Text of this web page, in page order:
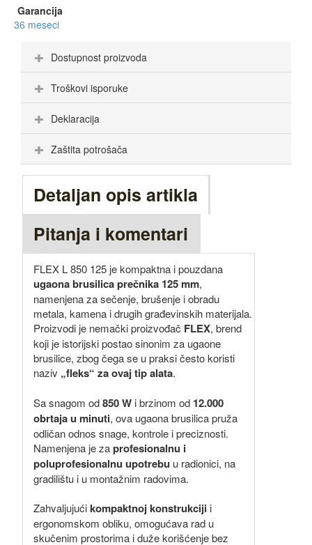
Garancija
36 meseci
Dostupnost proizvoda
Troškovi isporuke
Deklaracija
Zaštita potrošača
Detaljan opis artikla
Pitanja i komentari
FLEX L 850 125 je kompaktna i pouzdana
ugaona brusilica prečnika 125 mm,
namenjena za sečenje, brušenje i obradu
metala, kamena i drugih građevinskih materijala.
Proizvodi je nemački proizvođač FLEX, brend
koji je istorijski postao sinonim za ugaone
brusilice, zbog čega se u praksi često koristi
naziv „fleks“ za ovaj tip alata.
Sa snagom od850 W i brzinom od 12.000
obrtaja u minuti, ova ugaona brusilica pruža
odličan odnos snage, kontrole i preciznosti.
Namenjena je zaprofesionalnu i
poluprofesionalnu upotrebu u radionici, na
gradilištu i u montažnim radovima.
Zahvaljujućikompaktnoj konstrukciji i
ergonomskom obliku, omogućava rad u
skučenim prostorima i duže korišćenje bez